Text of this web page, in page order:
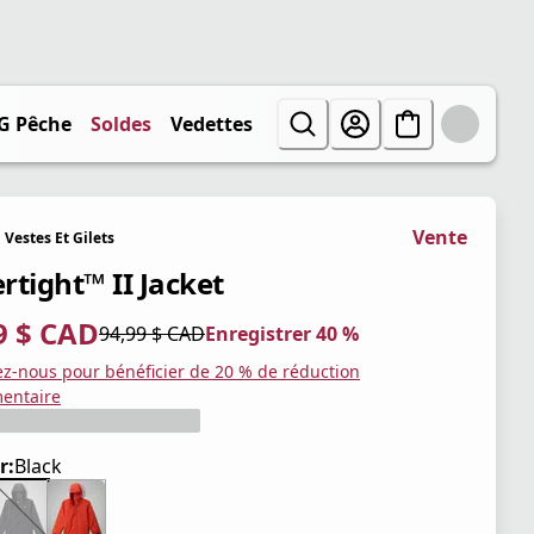
Pêche Soldes Vedettes
Vestes Et Gilets Vente
II Jacket
$ CAD
56,99 $ CAD94,99 $ CAD
94,99 $ CAD Enregistrer 40 %
40 %
nous pour bénéficier de 20 % de réduction
Black